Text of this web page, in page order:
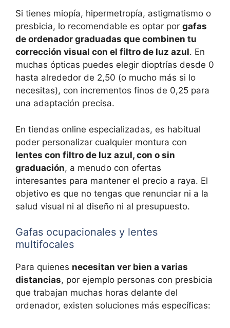
Si tienes miopía, hipermetropía, astigmatismo o
presbicia, lo recomendable es optar por gafas
de ordenador graduadas que combinen tu
corrección visual con el filtro de luz azul. En
muchas ópticas puedes elegir dioptrías desde 0
hasta alrededor de 2,50 (o mucho más si lo
necesitas), con incrementos finos de 0,25 para
una adaptación precisa.
En tiendas online especializadas, es habitual
poder personalizar cualquier montura con
lentes con filtro de luz azul, con o sin
graduación, a menudo con ofertas
interesantes para mantener el precio a raya. El
objetivo es que no tengas que renunciar ni a la
salud visual ni al diseño ni al presupuesto.
Gafas ocupacionales y lentes
multifocales
Para quienes necesitan ver bien a varias
distancias, por ejemplo personas con presbicia
que trabajan muchas horas delante del
ordenador, existen soluciones más específicas: